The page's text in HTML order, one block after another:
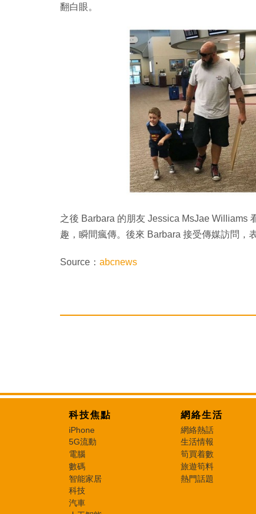
翻白眼。
之後 Barbara 的朋友 Jessica MsJae Williams
趣，瞬間瘋傳。後來 Barbara 接受傳媒訪問，
Source： abcnews
科技焦點
iPhone
5G流動
電腦
數碼
智能家居
科技
汽車
網絡生活
網絡熱話
生活情報
筍買着數
旅遊筍料
熱門話題